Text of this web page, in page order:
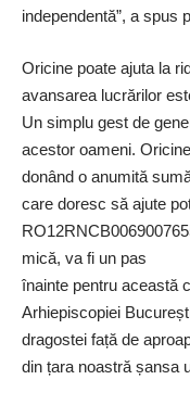
independentă”, a spus
Oricine poate ajuta la
avansarea lucrărilor
Un simplu gest de
acestor oameni.
donând o anumită
care doresc să ajute
mică, va fi un pas
înainte pentru această
Arhiepiscopiei
dragostei față de
din țara noastră șansa